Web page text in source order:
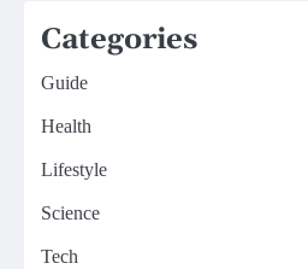
Categories
Guide
Health
Lifestyle
Science
Tech